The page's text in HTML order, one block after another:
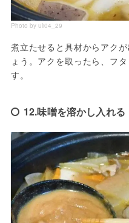
Photo by uli04_29
煮立たせると具材からアク
ょう。アクを取ったら、フ
す。
12.味噌を溶かし入れる